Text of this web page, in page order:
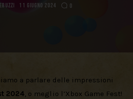
11 GIUGNO 2024 0
a parlare delle impressioni
2024, o meglio l’Xbox Game Fest!